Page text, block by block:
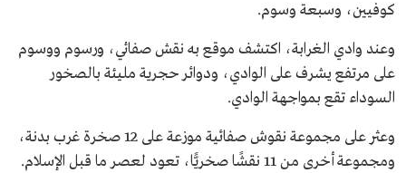
كوفيين، وسبعة وسوم.
وعند وادي الغرابة، اكتشف موقع به نقش صفائي، ورسوم ووسوم
على مرتفع يشرف على الوادي، ودوائر حجرية مليئة بالصخور
السوداء تقع بمواجهة الوادي.
وعثر على مجموعة نقوش صفائية موزعة على 12 صخرة غرب بدنة،
ومجموعة أخرى من 11 نقشًا صخريًّا، تعود لعصر ما قبل الإسلام.